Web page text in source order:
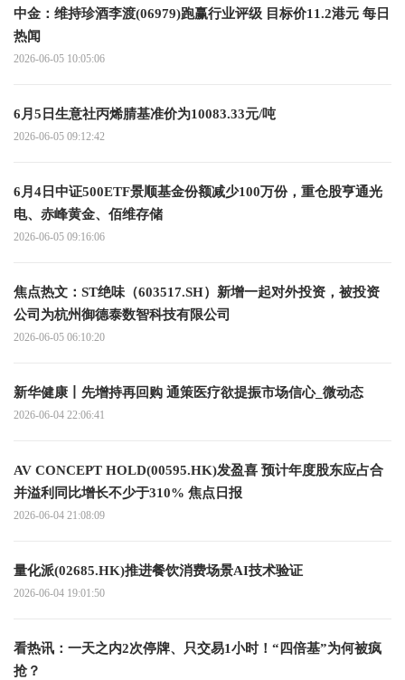
中金：维持珍酒李渡(06979)跑赢行业评级 目标价11.2港元 每日
热闻
2026-06-05 10:05:06
6月5日生意社丙烯腈基准价为10083.33元/吨
2026-06-05 09:12:42
6月4日中证500ETF景顺基金份额减少100万份，重仓股亨通光
电、赤峰黄金、佰维存储
2026-06-05 09:16:06
焦点热文：ST绝味（603517.SH）新增一起对外投资，被投资
公司为杭州御德泰数智科技有限公司
2026-06-05 06:10:20
新华健康丨先增持再回购 通策医疗欲提振市场信心_微动态
2026-06-04 22:06:41
AV CONCEPT HOLD(00595.HK)发盈喜 预计年度股东应占合
并溢利同比增长不少于310% 焦点日报
2026-06-04 21:08:09
量化派(02685.HK)推进餐饮消费场景AI技术验证
2026-06-04 19:01:50
看热讯：一天之内2次停牌、只交易1小时！“四倍基”为何被疯
抢？